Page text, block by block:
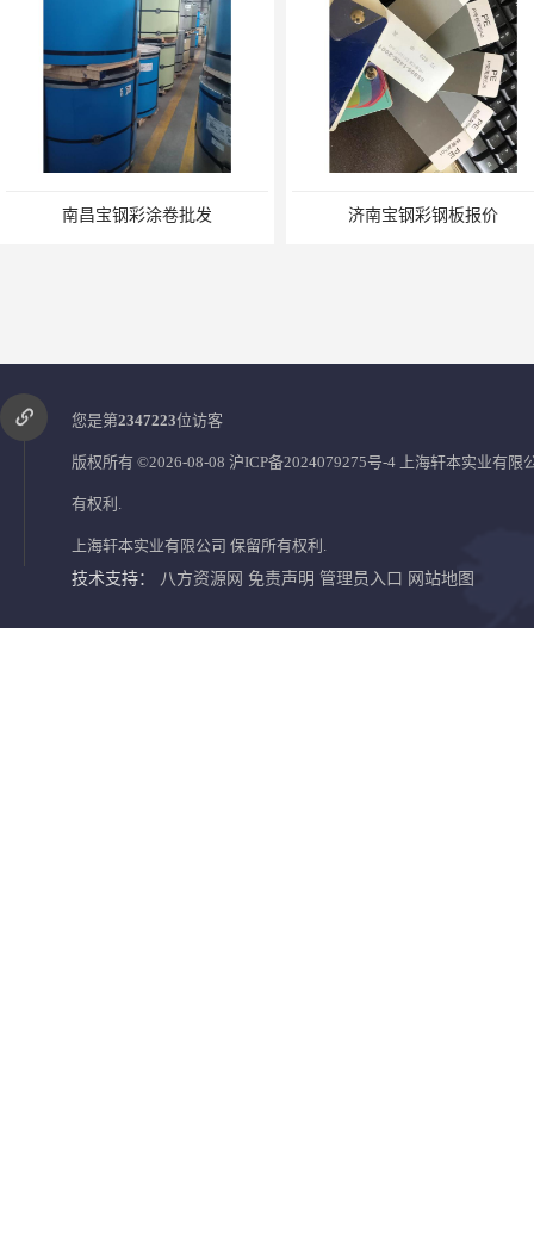
南昌宝钢彩涂卷批发 济南宝钢彩钢板报价
赣州防腐覆膜板厂商
您是第2347223位访客
版权所有 ©2026-08-08 沪ICP备2024079275号-4 上海轩本实业有限
有权利.
上海轩本实业有限公司 保留所有权利.
技术支持： 八方资源网 免责声明 管理员入口 网站地图